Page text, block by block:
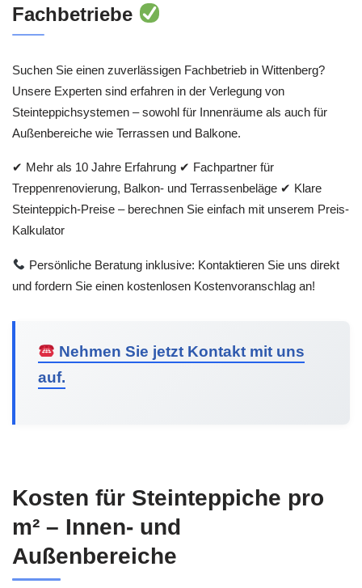
Fachbetriebe
Suchen Sie einen zuverlässigen Fachbetrieb in Wittenberg?
Unsere Experten sind erfahren in der Verlegung von
Steinteppichsystemen – sowohl für Innenräume als auch für
Außenbereiche wie Terrassen und Balkone.
✔ Mehr als 10 Jahre Erfahrung ✔ Fachpartner für
Treppenrenovierung, Balkon- und Terrassenbeläge ✔ Klare
Steinteppich-Preise – berechnen Sie einfach mit unserem Preis-
Kalkulator
Persönliche Beratung inklusive: Kontaktieren Sie uns direkt
und fordern Sie einen kostenlosen Kostenvoranschlag an!
Nehmen Sie jetzt Kontakt mit uns
auf.
Kosten für Steinteppiche pro
m² – Innen- und
Außenbereiche